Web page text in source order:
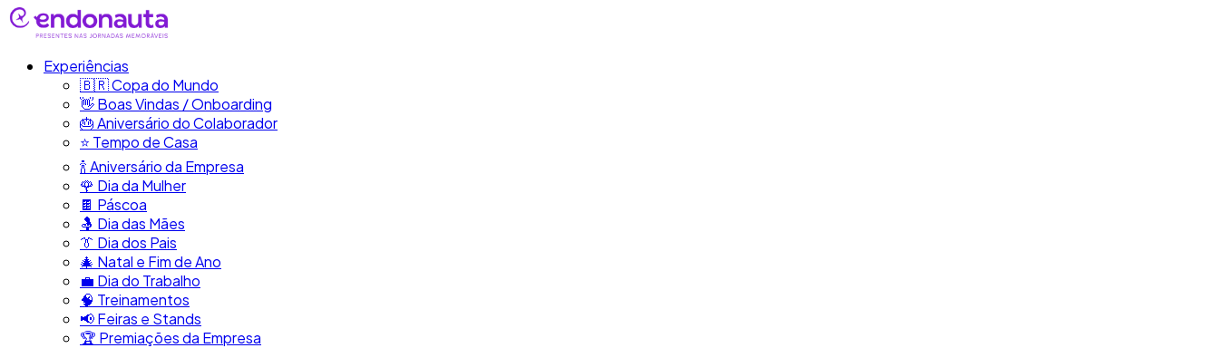
Experiências
🇧🇷​ Copa do Mundo
👋​ Boas Vindas / Onboarding
🎂​ Aniversário do Colaborador
⭐​ Tempo de Casa
​🍾​ Aniversário da Empresa
🌹 Dia da Mulher
🍫​ Páscoa
🤱 Dia das Mães
👔​ Dia dos Pais
🎄 Natal e Fim de Ano
💼​ Dia do Trabalho
🧠​ Treinamentos
📢​ Feiras e Stands
🏆 Premiações da Empresa